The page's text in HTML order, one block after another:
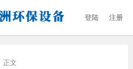
登陆 注册
正文